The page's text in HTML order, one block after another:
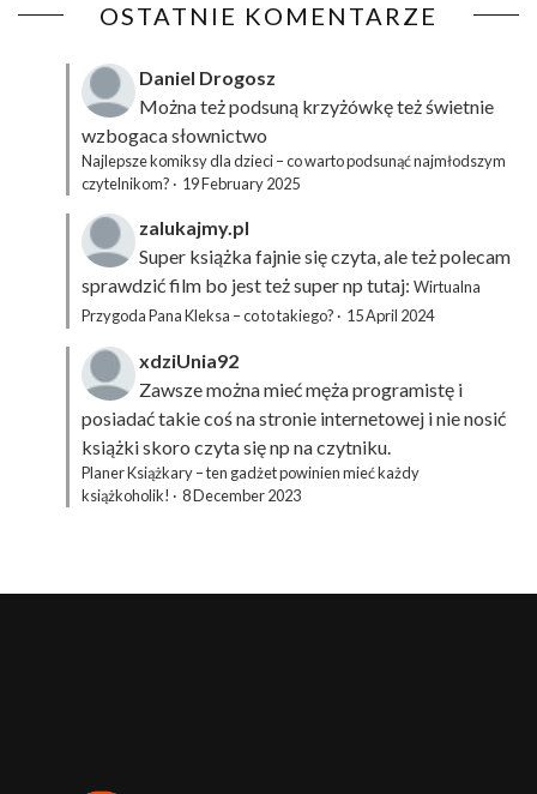
OSTATNIE KOMENTARZE
Daniel Drogosz
Można też podsuną krzyżówkęteż świetnie
wzbogaca słownictwo
Najlepsze komiksy dla dzieci – co warto podsunąć najmłodszym
czytelnikom? · 19 February 2025
zalukajmy.pl
Super książka fajnie się czyta, ale też polecam
sprawdzić film bo jest też super np tutaj: Wirtualna
Przygoda Pana Kleksa – co to takiego? · 15 April 2024
xdziUnia92
Zawsze można mieć męża programistę i
posiadać takie coś na stronie internetowej i nie nosić
książki skoro czyta się np na czytniku.
Planer Książkary – ten gadżet powinien mieć każdy
książkoholik! · 8 December 2023